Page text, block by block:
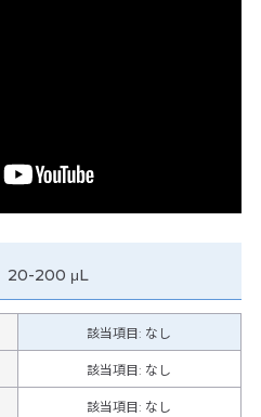
20-200 μL
該当項目: なし
該当項目: なし
該当項目: なし